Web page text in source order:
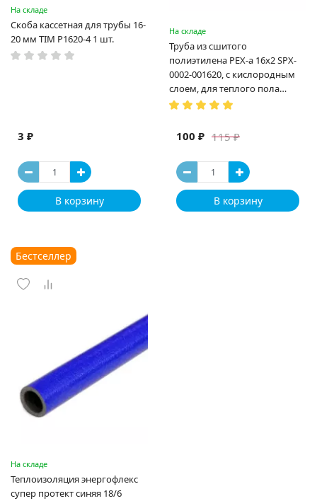
На складе
Скоба кассетная для трубы 16-
20 мм TIM P1620-4 1 шт.
3 ₽
В корзину
На складе
Труба из сшитого
полиэтилена PEX-a 16х2 SPX-
0002-001620, с кислородным
слоем, для теплого пола
(Испания)
115 ₽
100 ₽
В корзину
Бестселлер
На складе
Теплоизоляция энергофлекс
супер протект синяя 18/6